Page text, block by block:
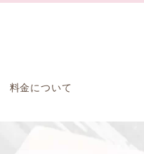
料金について